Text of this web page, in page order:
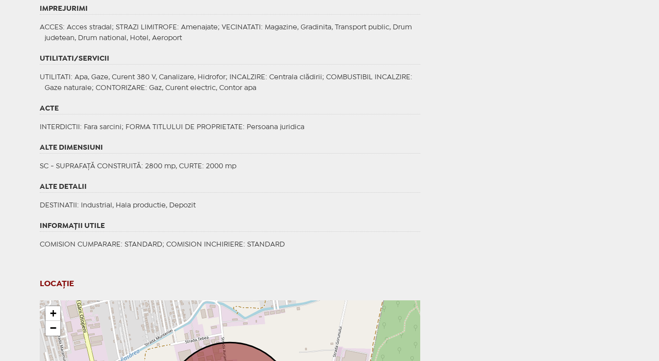
IMPREJURIMI
ACCES: Acces stradal; STRAZI LIMITROFE : Amenajate; VECINATATI
: Magazine, Gradinita, Transport public, Drum
judetean, Drum national, Hotel, Aeroport
UTILITATI/SERVICII
UTILITATI : Apa, Gaze, Curent 380 V, Canalizare, Hidrofor; INCALZIRE : Centrala clădirii; COMBUSTIBIL INCALZIRE :
Gaze naturale; CONTORIZARE : Gaz, Curent electric, Contor apa
ACTE
INTERDICTII : Fara sarcini; FORMA TITLULUI DE PROPRIETATE : Persoana juridica
ALTE DIMENSIUNI
SC - SUPRAFAȚĂ CONSTRUITĂ: 2800 mp, CURTE: 2000 mp
ALTE DETALII
DESTINATII : Industrial, Hala productie, Depozit
INFORMAŢII UTILE
COMISION CUMPARARE: STANDARD; COMISION INCHIRIERE: STANDARD
LOCAȚIE
+
−